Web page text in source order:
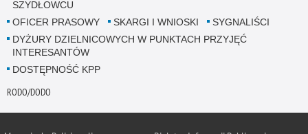
SZYDŁOWCU
OFICER PRASOWY
SKARGI I WNIOSKI
SYGNALIŚCI
DYŻURY DZIELNICOWYCH W PUNKTACH PRZYJĘĆ
INTERESANTÓW
DOSTĘPNOŚĆ KPP
RODO/DODO